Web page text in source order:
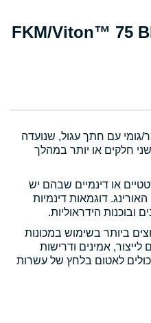
275.00×6.00 FKM/Viton™
גומי עם חתך עגול, שנועדה
חלקים או יותר במהלך
או דינמיים שבהם יש
דוגמאות דינמיות
ובוכנות הידראוליות.
ביותר בשימוש במכונות
לייצור, אמינים ודרישות
לאטום בלחץ של עשרות